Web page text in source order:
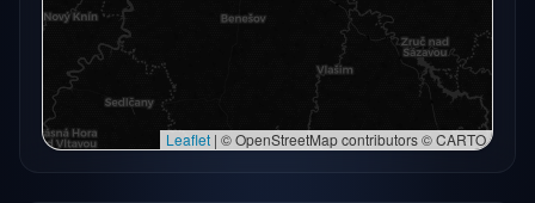
Zkusit znovu
Otevřít v plné mapě →
Leaflet | © OpenStreetMap contributors © CARTO